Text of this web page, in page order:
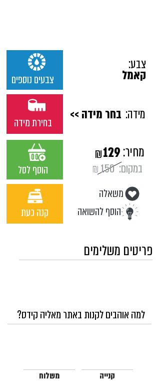
קאמל
צבע:
צבעים נוספים
בחירת מידה בחר מידה >> מידה:
הוסף לסל ₪150 במקום:
₪129מחיר:
קנה כעת הוסף להשואה
משאלה
פריטים משלימים
למה אוהבים לקנות באתר מאליה קידס?
משלוח
קנייה